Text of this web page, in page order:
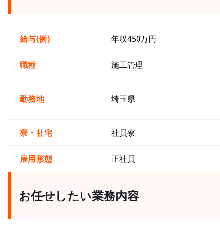
給与(例) 年収450万円
職種 施工管理
勤務地 埼玉県
寮・社宅 社員寮
雇用形態 正社員
お任せしたい業務内容